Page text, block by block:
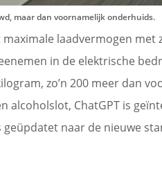
maar dan voornamelijk onderhuids.
laadvermogen met
in de elektrische
zo’n 200 meer dan
alcoholslot, ChatGPT is
naar de nieuwe